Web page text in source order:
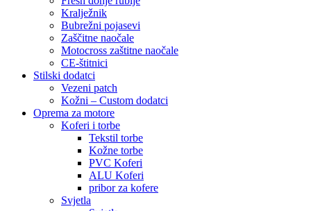
Kralježnik
Bubrežni pojasevi
Zaščitne naočale
Motocross zaštitne naočale
CE-štitnici
Stilski dodatci
Vezeni patch
Kožni – Custom dodatci
Oprema za motore
Koferi i torbe
Tekstil torbe
Kožne torbe
PVC Koferi
ALU Koferi
pribor za kofere
Svjetla